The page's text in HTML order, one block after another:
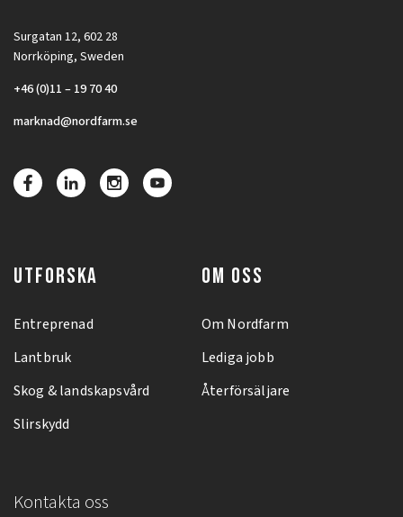
Surgatan 12, 602 28
Norrköping, Sweden
+46 (0)11 – 19 70 40
marknad@nordfarm.se
UTFORSKA
Entreprenad
Lantbruk
Skog & landskapsvård
Slirskydd
OM OSS
Om Nordfarm
Lediga jobb
Återförsäljare
Kontakta oss